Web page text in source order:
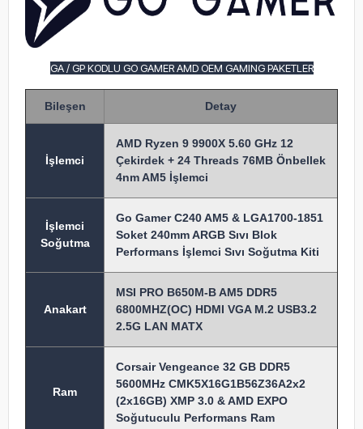
GA / GP KODLU GO GAMER AMD OEM GAMING PAKETLER
Bileşen Detay
İşlemci
AMD Ryzen 9 9900X 5.60 GHz 12
Çekirdek + 24 Threads 76MB Önbellek
4nm AM5 İşlemci
İşlemci
Soğutma
Go Gamer C240 AM5 & LGA1700-1851
Soket 240mm ARGB Sıvı Blok
Performans İşlemci Sıvı Soğutma Kiti
Anakart
MSI PRO B650M-B AM5 DDR5
6800MHZ(OC) HDMI VGA M.2 USB3.2
2.5G LAN MATX
Ram
Corsair Vengeance 32 GB DDR5
5600MHz CMK5X16G1B56Z36A2x2
(2x16GB) XMP 3.0 & AMD EXPO
Soğutuculu Performans Ram